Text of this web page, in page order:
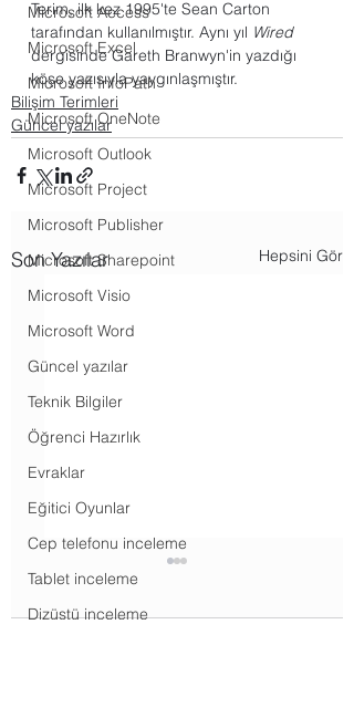
Microsoft Access
Microsoft Excel
Microsoft InfoPath
Microsoft OneNote
Microsoft Outlook
Microsoft Project
Microsoft Publisher
Microsoft Sharepoint
Microsoft Visio
Microsoft Word
Güncel yazılar
Teknik Bilgiler
Öğrenci Hazırlık
Evraklar
Eğitici Oyunlar
Cep telefonu inceleme
Tablet inceleme
Dizüstü inceleme
Terim, ilk kez 1995'te Sean Carton
tarafından kullanılmıştır. Aynı yıl Wired
dergisinde Gareth Branwyn'in yazdığı
köşe yazısıyla yaygınlaşmıştır.
Bilişim Terimleri
Güncel yazılar
Son Yazılar Hepsini Gör